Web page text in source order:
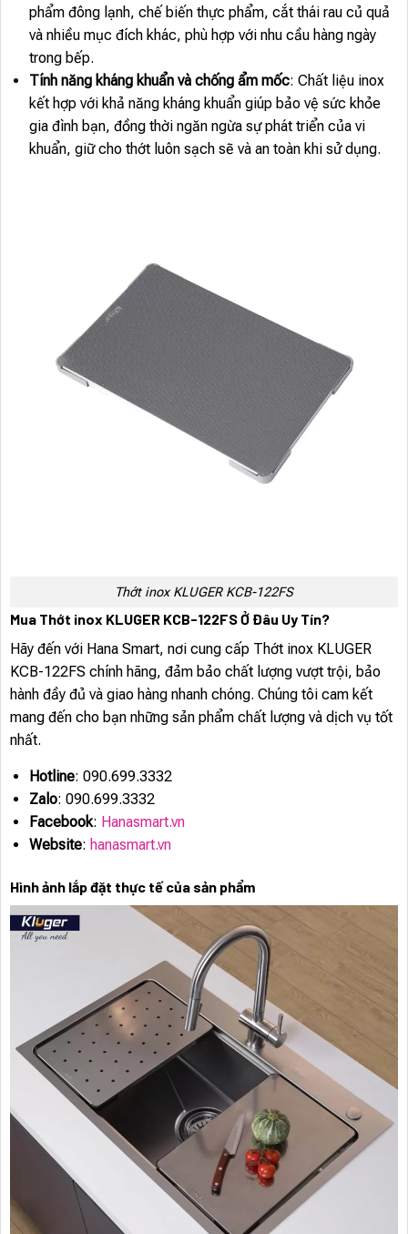
phẩm đông lạnh, chế biến thực phẩm, cắt thái rau củ quả
và nhiều mục đích khác, phù hợp với nhu cầu hàng ngày
trong bếp.
Tính năng kháng khuẩn và chống ẩm mốc: Chất liệu inox
kết hợp với khả năng kháng khuẩn giúp bảo vệ sức khỏe
gia đình bạn, đồng thời ngăn ngừa sự phát triển của vi
khuẩn, giữ cho thớt luôn sạch sẽ và an toàn khi sử dụng.
Thớt inox KLUGER KCB-122FS
Mua Thớt inox KLUGER KCB-122FS Ở Đâu Uy Tín?
Hãy đến với Hana Smart, nơi cung cấp Thớt inox KLUGER
KCB-122FS chính hãng, đảm bảo chất lượng vượt trội, bảo
hành đầy đủ và giao hàng nhanh chóng. Chúng tôi cam kết
mang đến cho bạn những sản phẩm chất lượng và dịch vụ tốt
nhất.
Hotline: 090.699.3332
Zalo: 090.699.3332
Facebook: Hanasmart.vn
Website: hanasmart.vn
Hình ảnh lắp đặt thực tế của sản phẩm